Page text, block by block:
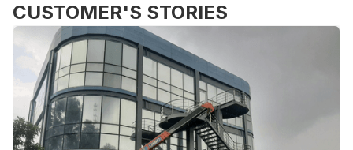
CUSTOMER'S STORIES